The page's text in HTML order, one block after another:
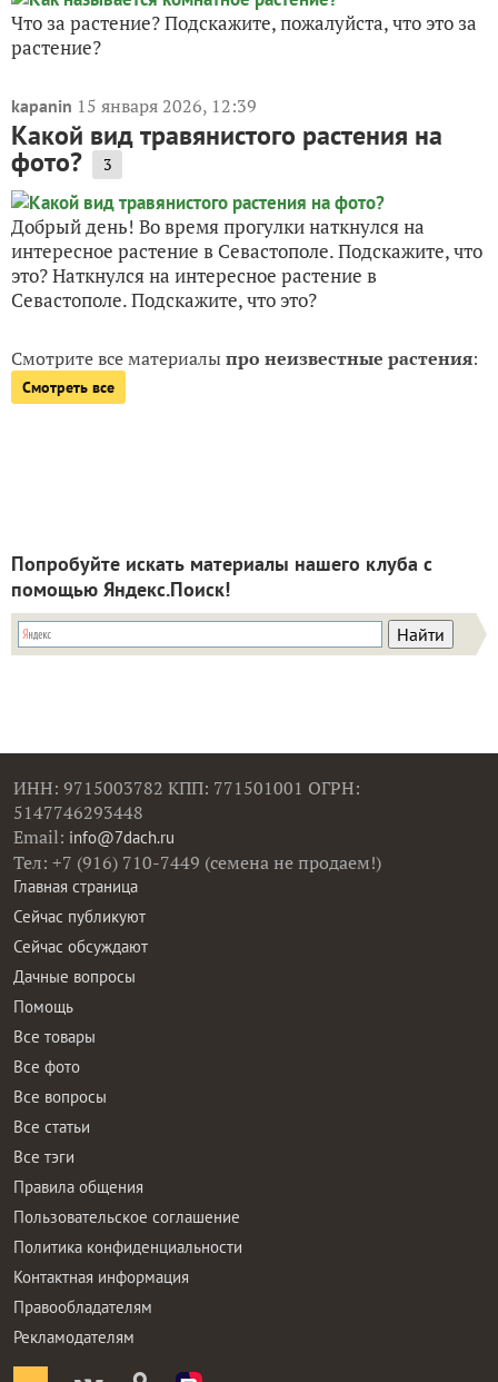
Что за растение? Подскажите, пожалуйста, что это за
растение?
kapanin 15 января 2026, 12:39
Какой вид травянистого растения на
фото? 3
Добрый день! Во время прогулки наткнулся на
интересное растение в Севастополе. Подскажите, что
это? Наткнулся на интересное растение в
Севастополе. Подскажите, что это?
Смотрите все материалыпро неизвестные растения:
Смотреть все
Попробуйте искать материалы нашего клуба с
помощью Яндекс.Поиск!
ИНН: 9715003782 КПП: 771501001 ОГРН:
5147746293448
Email: info@7dach.ru
Тел: +7 (916) 710-7449 (семена не продаем!)
Главная страница
Сейчас публикуют
Сейчас обсуждают
Дачные вопросы
Помощь
Все товары
Все фото
Все вопросы
Все статьи
Все тэги
Правила общения
Пользовательское соглашение
Политика конфиденциальности
Контактная информация
Правообладателям
Рекламодателям